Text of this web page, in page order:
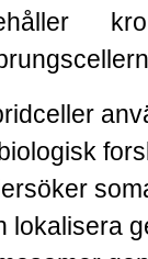
lokalisera